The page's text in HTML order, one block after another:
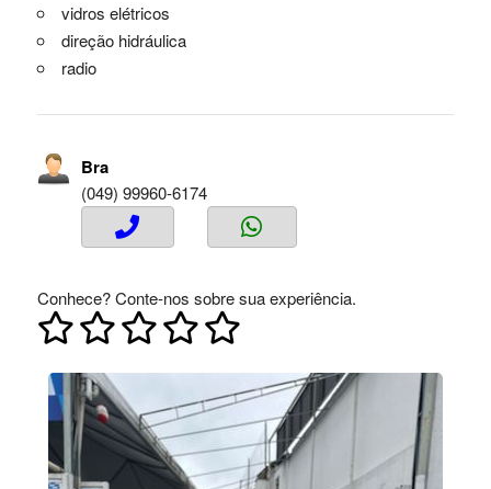
vidros elétricos
direção hidráulica
radio
Bra
(049) 99960-6174
Conhece? Conte-nos sobre sua experiência.